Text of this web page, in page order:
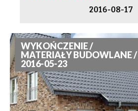
2016-08-17
WYKOŃCZENIE /
MATERIAŁY BUDOWLANE /
2016-05-23